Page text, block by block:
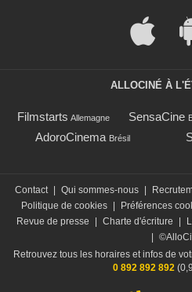
ALLOCINÉ À
Filmstarts Allemagne SensaCine
AdoroCinema Brésil
Contact Qui sommes-nous
Politique de cookies
Préférences
Revue de presse
Charte d'écriture
Retrouvez tous les horaires et infos de
0 892 892 892